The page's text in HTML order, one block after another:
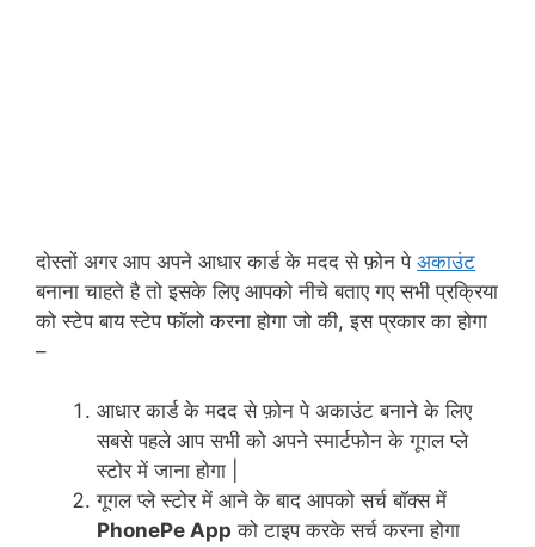
दोस्तों अगर आप अपने आधार कार्ड के मदद से फ़ोन पे अकाउंट
बनाना चाहते है तो इसके लिए आपको नीचे बताए गए सभी प्रक्रिया
को स्टेप बाय स्टेप फॉलो करना होगा जो की, इस प्रकार का होगा
–
आधार कार्ड के मदद से फ़ोन पे अकाउंट बनाने के लिए
सबसे पहले आप सभी को अपने स्मार्टफोन के गूगल प्ले
स्टोर में जाना होगा |
गूगल प्ले स्टोर में आने के बाद आपको सर्च बॉक्स में
PhonePe App को टाइप करके सर्च करना होगा